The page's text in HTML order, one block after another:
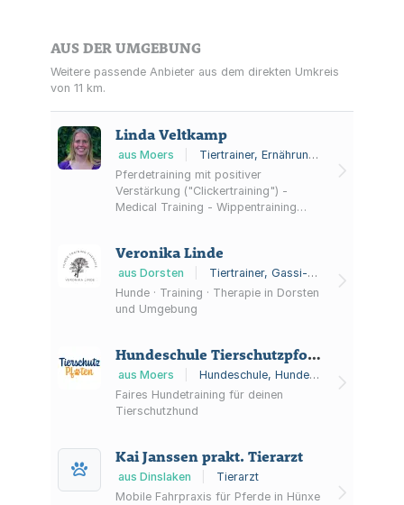
AUS DER UMGEBUNG
Weitere passende Anbieter aus dem direkten Umkreis
von 11 km.
Linda Veltkamp
aus Moers
Tiertrainer, Ernährungsberater für Tiere
Pferdetraining mit positiver
Verstärkung ("Clickertraining") -
Medical Training - Wippentraining
Veronika Linde
aus Dorsten
Tiertrainer, Gassi-Service, Tierschützer
Hunde · Training · Therapie in Dorsten
und Umgebung
Hundeschule Tierschutzpfoten
aus Moers
Hundeschule, Hundetraining, Hundetrainer
Faires Hundetraining für deinen
Tierschutzhund
Kai Janssen prakt. Tierarzt
aus Dinslaken
Tierarzt
Mobile Fahrpraxis für Pferde in Hünxe